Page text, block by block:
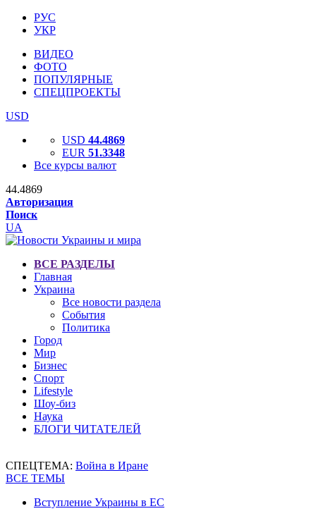
РУС
УКР
ВИДЕО
ФОТО
ПОПУЛЯРНЫЕ
СПЕЦПРОЕКТЫ
USD
USD 44.4869
EUR 51.3348
Все курсы валют
44.4869
Авторизация
Поиск
UA
ВСЕ РАЗДЕЛЫ
Главная
Украина
Все новости раздела
События
Политика
Город
Мир
Бизнес
Спорт
Lifestyle
Шоу-биз
Наука
БЛОГИ ЧИТАТЕЛЕЙ
СПЕЦТЕМА: Война в Иране
ВСЕ ТЕМЫ
Вступление Украины в ЕС